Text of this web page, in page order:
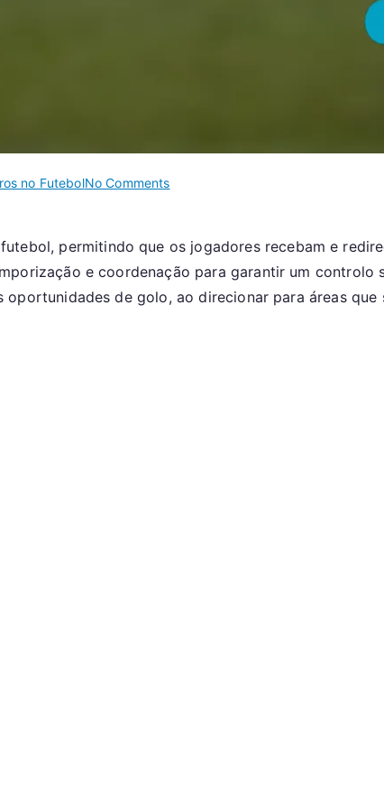
no FutebolNo Commentson
Controlo
do
Peito:
permitindo que os jogadores recebam e
e coordenação para garantir um controlo
de golo, ao direcionar para áreas que